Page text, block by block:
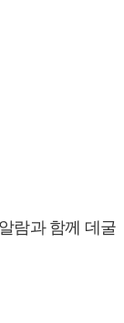
람과 함께 데굴